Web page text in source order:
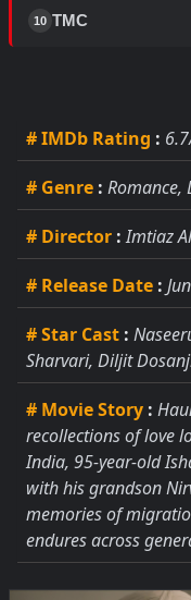
10 TMC
# IMDb Rating :
# Genre : Romance,
# Director : Imtiaz
# Release Date :
# Star Cast :
Sharvari, Diljit
# Movie Story :
recollections of love
India, 95-year-old
with his grandson
memories of
endures across